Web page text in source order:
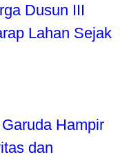
Dusun III
Lahan Sejak
Hampir
dan